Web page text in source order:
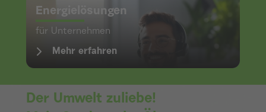
Energielösungen
für Unternehmen
Mehr erfahren
Der Umwelt zuliebe!